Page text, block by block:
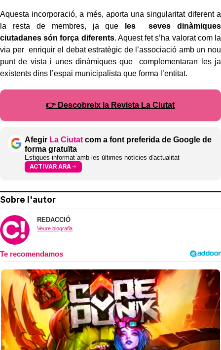
Aquesta incorporació, a més, aporta una singularitat diferent a
la resta de membres, ja que
les seves dinàmiques
ciutadanes són força diferents. Aquest fet s’ha valorat com la
via per enriquir el debat estratègic de l’associació amb un nou
punt de vista i unes dinàmiques que complementaran les ja
existents dins l’espai municipalista que forma l’entitat.
👉 Descobreix la Revista La Ciutat
Afegir La Ciutat com a font preferida de Google de
forma gratuïta
Estigues informat amb les últimes notícies d'actualitat
ACTIVAR ARA
Sobre l'autor
REDACCIÓ
Veure biografia